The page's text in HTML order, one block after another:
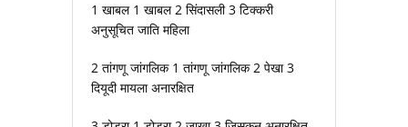
1 खाबल 1 खाबल 2 सिंदासली 3 टिक्करी
अनुसूचित जाति महिला
2 तांगणू जांगलिक 1 तांगणू जांगलिक 2 पेखा 3
दियूदी मायला अनारक्षित